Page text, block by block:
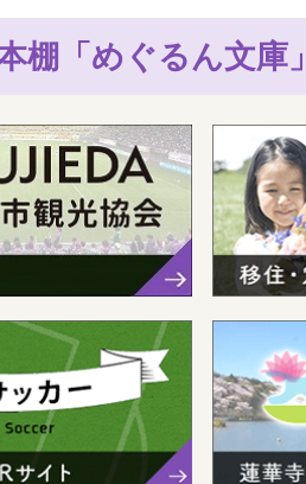
棚「めぐるん文庫